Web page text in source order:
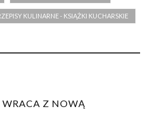
KULINARNE - KSIĄŻKI KUCHARSKIE
WRACA Z NOWĄ